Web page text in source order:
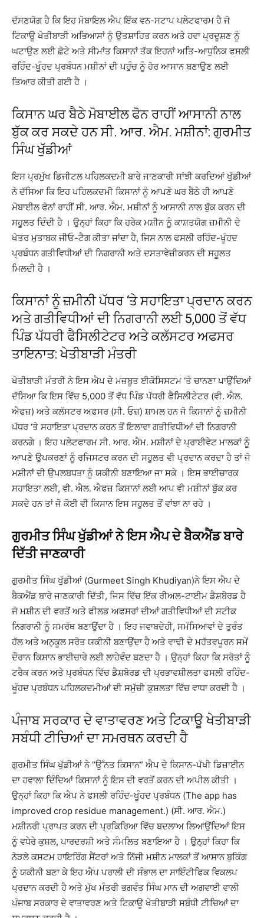
ਦੱਸਣਯੋਗ ਹੈ ਕਿ ਇਹ ਮੋਬਾਇਲ ਐਪ ਇੱਕ ਵਨ-ਸਟਾਪ ਪਲੇਟਫਾਰਮ ਹੈ ਜੋ
ਟਿਕਾਊ ਖੇਤੀਬਾੜੀ ਅਭਿਆਸਾਂ ਨੂੰ ਉਤਸ਼ਾਹਿਤ ਕਰਨ ਅਤੇ ਹਵਾ ਪ੍ਰਦੂਸ਼ਣ ਨੂੰ
ਘਟਾਉਣ ਲਈ ਛੋਟੇ ਅਤੇ ਸੀਮਾਂਤ ਕਿਸਾਨਾਂ ਤੱਕ ਇਹਨਾਂ ਅਤਿ-ਆਧੁਨਿਕ ਫਸਲੀ
ਰਹਿੰਦ-ਖੂੰਹਦ ਪ੍ਰਬੰਧਨ ਮਸ਼ੀਨਾਂ ਦੀ ਪਹੁੰਚ ਨੂੰ ਹੋਰ ਆਸਾਨ ਬਣਾਉਣ ਲਈ
ਤਿਆਰ ਕੀਤੀ ਗਈ ਹੈ ।
ਕਿਸਾਨ ਘਰ ਬੈਠੇ ਮੋਬਾਈਲ ਫੋਨ ਰਾਹੀਂ ਆਸਾਨੀ ਨਾਲ
ਬੁੱਕ ਕਰ ਸਕਦੇ ਹਨ ਸੀ. ਆਰ. ਐਮ. ਮਸ਼ੀਨਾਂ: ਗੁਰਮੀਤ
ਸਿੰਘ ਖੁੱਡੀਆਂ
ਇਸ ਪ੍ਰਮੁੱਖ ਡਿਜੀਟਲ ਪਹਿਲਕਦਮੀ ਬਾਰੇ ਜਾਣਕਾਰੀ ਸਾਂਝੀ ਕਰਦਿਆਂ ਖੁੱਡੀਆਂ
ਨੇ ਦੱਸਿਆ ਕਿ ਇਹ ਪਹਿਲਕਦਮੀ ਕਿਸਾਨਾਂ ਨੂੰ ਆਪਣੇ ਘਰ ਬੈਠੇ ਹੀ ਆਪਣੇ
ਮੋਬਾਈਲ ਫੋਨਾਂ ਰਾਹੀਂ ਸੀ. ਆਰ. ਐਮ. ਮਸ਼ੀਨਾਂ ਨੂੰ ਆਸਾਨੀ ਨਾਲ ਬੁੱਕ ਕਰਨ ਦੀ
ਸਹੂਲਤ ਦਿੰਦੀ ਹੈ । ਉਨ੍ਹਾਂ ਕਿਹਾ ਕਿ ਹਰੇਕ ਮਸ਼ੀਨ ਨੂੰ ਕਾਸ਼ਤਯੋਗ ਜ਼ਮੀਨੀ ਦੇ
ਖੇਤਰ ਮੁਤਾਬਕ ਜੀਓ-ਟੈਗ ਕੀਤਾ ਜਾਂਦਾ ਹੈ, ਜਿਸ ਨਾਲ ਫਸਲੀ ਰਹਿੰਦ-ਖੂੰਹਦ
ਪ੍ਰਬੰਧਨ ਗਤੀਵਿਧੀਆਂ ਦੀ ਨਿਗਰਾਨੀ ਅਤੇ ਦਸਤਾਵੇਜ਼ੀਕਰਨ ਦੀ ਸਹੂਲਤ
ਮਿਲਦੀ ਹੈ ।
ਕਿਸਾਨਾਂ ਨੂੰ ਜ਼ਮੀਨੀ ਪੱਧਰ ‘ਤੇ ਸਹਾਇਤਾ ਪ੍ਰਦਾਨ ਕਰਨ
ਅਤੇ ਗਤੀਵਿਧੀਆਂ ਦੀ ਨਿਗਰਾਨੀ ਲਈ 5,000 ਤੋਂ ਵੱਧ
ਪਿੰਡ ਪੱਧਰੀ ਫੈਸਿਲੀਟੇਟਰ ਅਤੇ ਕਲੱਸਟਰ ਅਫਸਰ
ਤਾਇਨਾਤ: ਖੇਤੀਬਾੜੀ ਮੰਤਰੀ
ਖੇਤੀਬਾੜੀ ਮੰਤਰੀ ਨੇ ਇਸ ਐਪ ਦੇ ਮਜ਼ਬੂਤ ਈਕੋਸਿਸਟਮ ‘ਤੇ ਚਾਨਣਾ ਪਾਉਂਦਿਆਂ
ਦੱਸਿਆ ਕਿ ਇਸ ਵਿੱਚ 5,000 ਤੋਂ ਵੱਧ ਪਿੰਡ ਪੱਧਰੀ ਫੈਸਿਲੀਟੇਟਰ (ਵੀ. ਐਲ.
ਐਫਜ਼) ਅਤੇ ਕਲੱਸਟਰ ਅਫਸਰ (ਸੀ. ਓਜ਼) ਸ਼ਾਮਲ ਹਨ ਜੋ ਕਿਸਾਨਾਂ ਨੂੰ ਜ਼ਮੀਨੀ
ਪੱਧਰ ‘ਤੇ ਸਹਾਇਤਾ ਪ੍ਰਦਾਨ ਕਰਨ ਤੋਂ ਇਲਾਵਾ ਗਤੀਵਿਧੀਆਂ ਦੀ ਨਿਗਰਾਨੀ
ਕਰਨਗੇ । ਇਹ ਪਲੇਟਫਾਰਮ ਸੀ. ਆਰ. ਐਮ. ਮਸ਼ੀਨਾਂ ਦੇ ਪ੍ਰਾਈਵੇਟ ਮਾਲਕਾਂ ਨੂੰ
ਆਪਣੇ ਉਪਕਰਣਾਂ ਨੂੰ ਰਜਿਸਟਰ ਕਰਨ ਦੀ ਸਹੂਲਤ ਵੀ ਪ੍ਰਦਾਨ ਕਰਦਾ ਹੈ ਤਾਂ ਜੋ
ਮਸ਼ੀਨਾਂ ਦੀ ਉਪਲਬਧਤਾ ਨੂੰ ਯਕੀਨੀ ਬਣਾਇਆ ਜਾ ਸਕੇ । ਇਸ ਭਾਈਚਾਰਕ
ਸਹਾਇਤਾ ਲਈ, ਵੀ. ਐਲ. ਐਫਜ਼ ਕਿਸਾਨਾਂ ਲਈ ਆਪ ਵੀ ਮਸ਼ੀਨਾਂ ਬੁੱਕ ਕਰ
ਸਕਦੇ ਹਨ ਤਾਂ ਜੋ ਕੋਈ ਵੀ ਕਿਸਾਨ ਇਸ ਸਹੂਲਤ ਤੋਂ ਵਾਂਝਾ ਨਾ ਰਹੇ ।
ਗੁਰਮੀਤ ਸਿੰਘ ਖੁੱਡੀਆਂ ਨੇ ਇਸ ਐਪ ਦੇ ਬੈਕਐਂਡ ਬਾਰੇ
ਦਿੱਤੀ ਜਾਣਕਾਰੀ
ਗੁਰਮੀਤ ਸਿੰਘ ਖੁੱਡੀਆਂ (Gurmeet Singh Khudiyan)ਨੇ ਇਸ ਐਪ ਦੇ
ਬੈਕਐਂਡ ਬਾਰੇ ਜਾਣਕਾਰੀ ਦਿੱਤੀ, ਜਿਸ ਵਿੱਚ ਇੱਕ ਰੀਅਲ-ਟਾਈਮ ਡੈਸ਼ਬੋਰਡ ਹੈ
ਜੋ ਮਸ਼ੀਨ ਦੀ ਵਰਤੋਂ ਅਤੇ ਫੀਲਡ ਅਫਸਰਾਂ ਦੀਆਂ ਗਤੀਵਿਧੀਆਂ ਦੀ ਸਟੀਕ
ਨਿਗਰਾਨੀ ਨੂੰ ਸਮਰੱਥ ਬਣਾਉਂਦਾ ਹੈ । ਇਹ ਜਵਾਬਦੇਹੀ, ਸਮੱਸਿਆਵਾਂ ਦੇ ਤੁਰੰਤ
ਹੱਲ ਅਤੇ ਅਨੁਕੂਲ ਸਰੋਤ ਯਕੀਨੀ ਬਣਾਉਂਦਾ ਹੈ ਅਤੇ ਵਾਢੀ ਦੇ ਮਹੱਤਵਪੂਰਨ ਸਮੇਂ
ਦੌਰਾਨ ਕਿਸਾਨ ਭਾਈਚਾਰੇ ਲਈ ਲਾਹੇਵੰਦ ਬਣਦਾ ਹੈ । ਉਨ੍ਹਾਂ ਕਿਹਾ ਕਿ ਸਰੋਤਾਂ ਨੂੰ
ਟਰੈਕ ਕਰਨ ਅਤੇ ਪ੍ਰਬੰਧਨ ਵਿੱਚ ਡੈਸ਼ਬੋਰਡ ਦੀ ਪ੍ਰਭਾਵਸ਼ੀਲਤਾ ਫਸਲੀ ਰਹਿੰਦ-
ਖੂੰਹਦ ਪ੍ਰਬੰਧਨ ਪਹਿਲਕਦਮੀਆਂ ਦੀ ਸਮੁੱਚੀ ਕੁਸ਼ਲਤਾ ਵਿੱਚ ਵਾਧਾ ਕਰਦੀ ਹੈ ।
ਪੰਜਾਬ ਸਰਕਾਰ ਦੇ ਵਾਤਾਵਰਣ ਅਤੇ ਟਿਕਾਊ ਖੇਤੀਬਾੜੀ
ਸਬੰਧੀ ਟੀਚਿਆਂ ਦਾ ਸਮਰਥਨ ਕਰਦੀ ਹੈ
ਗੁਰਮੀਤ ਸਿੰਘ ਖੁੱਡੀਆਂ ਨੇ “ਉੱਨਤ ਕਿਸਾਨ” ਐਪ ਦੇ ਕਿਸਾਨ-ਪੱਖੀ ਡਿਜ਼ਾਈਨ
ਦਾ ਹਵਾਲਾ ਦਿੰਦਿਆਂ ਕਿਸਾਨਾਂ ਨੂੰ ਇਸ ਦੀ ਵਰਤੋਂ ਕਰਨ ਦੀ ਅਪੀਲ ਕੀਤੀ ।
ਉਨ੍ਹਾਂ ਕਿਹਾ ਕਿ ਐਪ ਨੇ ਫਸਲੀ ਰਹਿੰਦ-ਖੂੰਹਦ ਪ੍ਰਬੰਧਨ (The app has
improved crop residue management.) (ਸੀ. ਆਰ. ਐਮ.)
ਮਸ਼ੀਨਰੀ ਪ੍ਰਾਪਤ ਕਰਨ ਦੀ ਪ੍ਰਕਿਰਿਆ ਵਿੱਚ ਬਦਲਾਅ ਲਿਆਉਂਦਿਆਂ ਇਸ
ਨੂੰ ਵਧੇਰੇ ਕੁਸ਼ਲ, ਪਾਰਦਰਸ਼ੀ ਅਤੇ ਸੰਮਲਿਤ ਬਣਾਇਆ ਹੈ । ਉਨ੍ਹਾਂ ਕਿਹਾ ਕਿ
ਨੇੜਲੇ ਕਸਟਮ ਹਾਇਰਿੰਗ ਸੈਂਟਰਾਂ ਅਤੇ ਨਿੱਜੀ ਮਸ਼ੀਨ ਮਾਲਕਾਂ ਤੋਂ ਆਸਾਨ ਬੁਕਿੰਗ
ਨੂੰ ਯਕੀਨੀ ਬਣਾ ਕੇ ਇਹ ਐਪ ਪਰਾਲੀ ਦੀ ਸੰਭਾਲ ਦਾ ਸਾਇੰਟੀਫਿਕ ਵਿਕਲਪ
ਪ੍ਰਦਾਨ ਕਰਦੀ ਹੈ ਅਤੇ ਮੁੱਖ ਮੰਤਰੀ ਭਗਵੰਤ ਸਿੰਘ ਮਾਨ ਦੀ ਅਗਵਾਈ ਵਾਲੀ
ਪੰਜਾਬ ਸਰਕਾਰ ਦੇ ਵਾਤਾਵਰਣ ਅਤੇ ਟਿਕਾਊ ਖੇਤੀਬਾੜੀ ਸਬੰਧੀ ਟੀਚਿਆਂ ਦਾ